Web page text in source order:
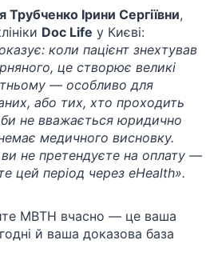
Трубченко Ірини Сергіївни,
Doc Life у Києві:
коли пацієнт знехтував
це створює великі
— особливо для
або тих, хто проходить
не вважається юридично
медичного висновку.
не претендуєте на оплату —
цей період через eHealth».
МВТН вчасно — це ваша
й ваша доказова база